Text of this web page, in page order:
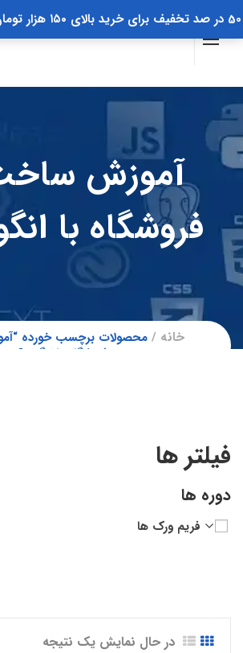
50 در صد تخفیف برای خرید بالای ۱۵۰ هزار تومان با کد off50
آموزش
فروشگاه با
خانه
محصولات برچسب خورده
فروشگاه با انگولار”
در حال نمایش یک نتیجه
فیلتر ها
دوره ها
فریم ورک ها